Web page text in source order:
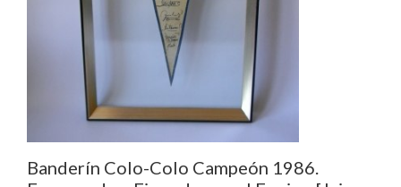
Banderín Colo-Colo Campeón 1986.